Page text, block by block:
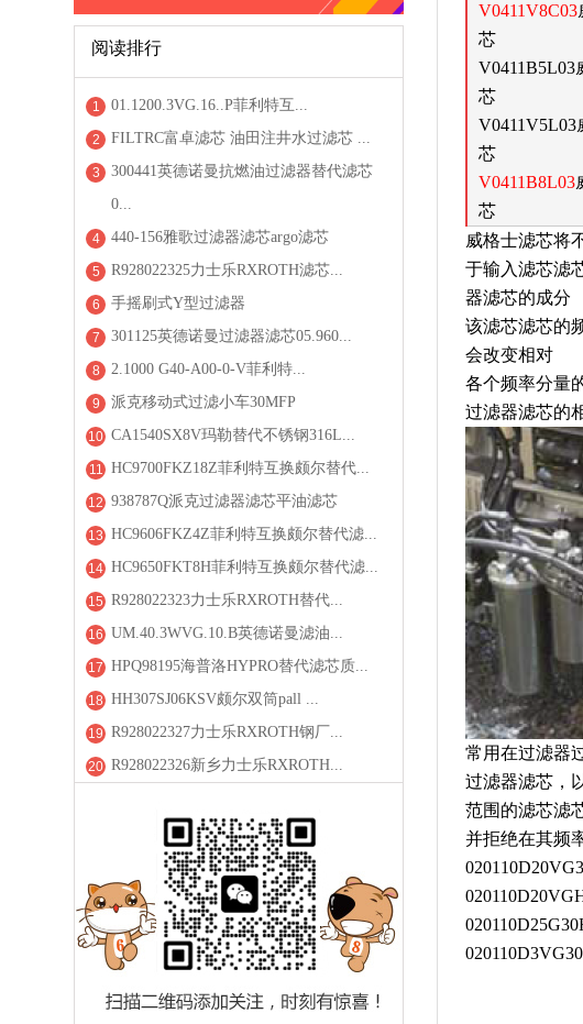
阅读排行
1 01.1200.3VG.16..P菲利特互...
2 FILTRC富卓滤芯 油田注井水过滤芯 ...
3
300441英德诺曼抗燃油过滤器替代滤芯
0...
4 440-156雅歌过滤器滤芯argo滤芯
5 R928022325力士乐RXROTH滤芯...
6 手摇刷式Y型过滤器
7 301125英德诺曼过滤器滤芯05.960...
8 2.1000 G40-A00-0-V菲利特...
9 派克移动式过滤小车30MFP
10 CA1540SX8V玛勒替代不锈钢316L...
11 HC9700FKZ18Z菲利特互换颇尔替代...
12 938787Q派克过滤器滤芯平油滤芯
13 HC9606FKZ4Z菲利特互换颇尔替代滤...
14 HC9650FKT8H菲利特互换颇尔替代滤...
15 R928022323力士乐RXROTH替代...
16 UM.40.3WVG.10.B英德诺曼滤油...
17 HPQ98195海普洛HYPRO替代滤芯质...
18 HH307SJ06KSV颇尔双筒pall ...
19 R928022327力士乐RXROTH钢厂...
20 R928022326新乡力士乐RXROTH...
V0411V8C03
芯
V0411B5L03
芯
V0411V5L03
芯
V0411B8L03
芯
威格士滤芯将
于输入滤芯滤
器滤芯的成分
该滤芯滤芯的
会改变相对
各个频率分量
过滤器滤芯的
常用在过滤器
过滤器滤芯，
范围的滤芯滤
并拒绝在其频